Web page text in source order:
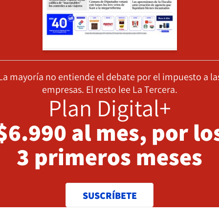
mayoría no entiende el debate por el impuesto a
empresas. El resto lee La Tercera.
Plan Digital+
al mes, por
3 primeros meses
SUSCRÍBETE